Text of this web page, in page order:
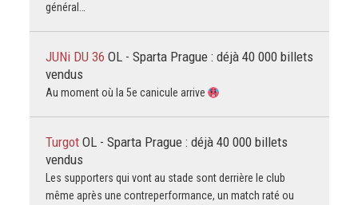
général…
JUNi DU 36 OL - Sparta Prague : déjà 40 000 billets
vendus
Au moment où la 5e canicule arrive
Turgot OL - Sparta Prague : déjà 40 000 billets
vendus
Les supporters qui vont au stade sont derrière le club
même après une contreperformance, un match raté ou